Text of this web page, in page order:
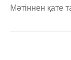
Мәтіннен қате